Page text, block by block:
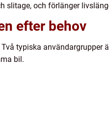
slitage, och förlänger
efter behov
typiska användargrupper
bil.